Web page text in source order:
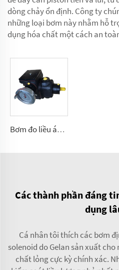
dòng chảy ổn định. Công ty
những loại bơm này nhằm hỗ
dụng hóa chất một cách an
Bơm đo liều áp suất cao A2VK(JLB) cho PU 5, 12, 28, 55, 107, 225 (cm³/vòng quay)
Các thành phần đáng
dụng
Cá nhân tôi thích các bơm
solenoid do Gelan sản xuất
chất lỏng cực kỳ chính xác.